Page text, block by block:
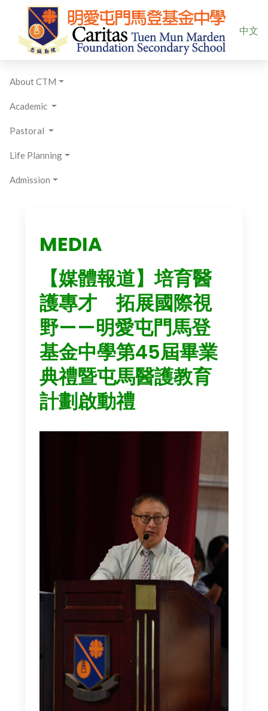
Select
中文
About CTM
Academic
Pastoral
Life Planning
Admission
MEDIA
【媒體報道】培育醫
護專才 拓展國際視
野——明愛屯門馬登
基金中學第45屆畢業
典禮暨屯馬醫護教育
計劃啟動禮